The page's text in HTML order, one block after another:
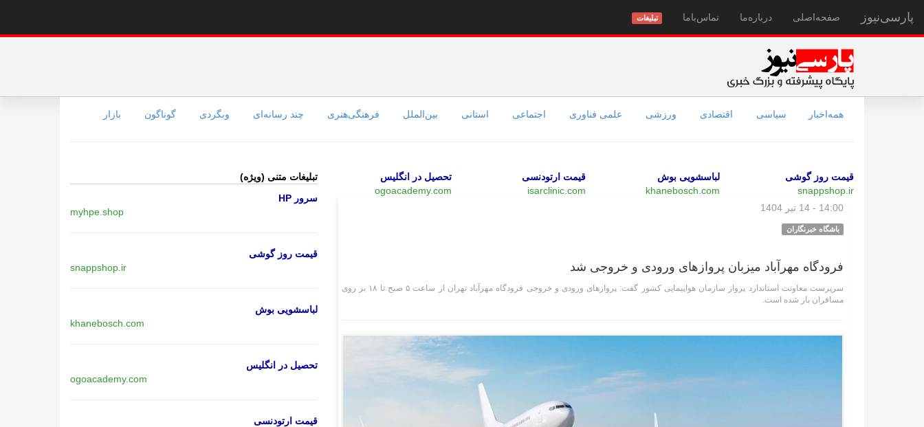
پارسی‌نیوز صفحه‌اصلی درباره‌ما تماس‌با‌ما تبلیغات
همه‌اخبار سیاسی اقتصادی ورزشی علمی فناوری اجتماعی استانی بین‌الملل فرهنگی‌هنری چند رسانه‌ای وبگردی گوناگون بازار
قیمت روز گوشی
snappshop.ir
لباسشویی بوش
khanebosch.com
قیمت ارتودنسی
isarclinic.com
تحصیل در انگلیس
ogoacademy.com
14:00 - 14 تیر 1404
باشگاه خبرنگاران
فرودگاه مهرآباد میزبان پرواز‌های ورودی و خروجی شد
سرپرست معاونت استاندارد پرواز سازمان هواپیمایی کشور گفت: پرواز‌های ورودی و خروجی فرودگاه مهرآباد تهران از ساعت ۵ صبح تا ۱۸ بر روی
مسافران باز شده است.
تبلیغات متنی (ویژه)
سرور HP
myhpe.shop
قیمت روز گوشی
snappshop.ir
لباسشویی بوش
khanebosch.com
تحصیل در انگلیس
ogoacademy.com
قیمت ارتودنسی